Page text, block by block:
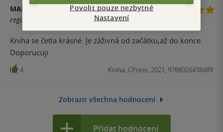
MARTINA
registrovaný uživatel
Kniha se četla krásné. Je záživná od začátku,až do konce.
Doporucuji
4 Kniha, CPress, 2021, 9788026438489
Zobrazit všechna hodnocení
Přidat hodnocení
Povolit pouze nezbytné
Nastavení